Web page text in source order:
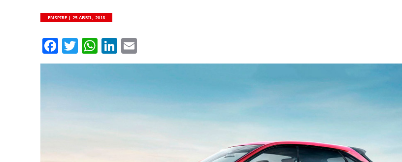
ENSPIRE |25 ABRIL, 2018
Facebook
Twitter
WhatsApp
LinkedIn